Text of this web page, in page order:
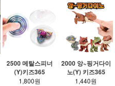
2500 메탈스피너
(Y)키즈365
1,800원
2000 앙~핑거다이
노(Y) 키즈365
1,440원